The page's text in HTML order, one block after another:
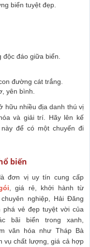
biển tuyệt đẹp.
đáo giữa biển.
đường cát trắng.
yên bình.
hữu nhiều địa danh thú vị
và giải trí. Hãy lên kế
để có một chuyến đi
biến
đơn vị uy tín cung cấp
, giá rẻ, khởi hành từ
nghiệp, Hải Đăng
vẻ đẹp tuyệt vời của
bãi biển trong xanh,
văn hóa như Tháp Bà
vụ chất lượng, giá cả hợp